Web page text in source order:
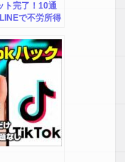
ト完了！10通
で不労所得